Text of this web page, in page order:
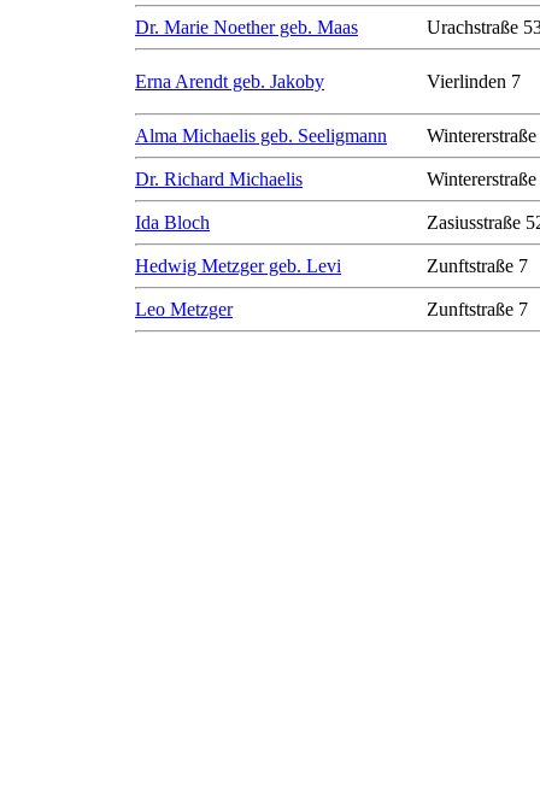
Dr. Marie Noether geb. Maas Urachstraße
Erna Arendt geb. Jakoby Vierlinden 7
Alma Michaelis geb. Seeligmann
Dr. Richard Michaelis
Ida Bloch Zasiusstraße
Hedwig Metzger geb. Levi Zunftstraße 7
Leo Metzger Zunftstraße 7